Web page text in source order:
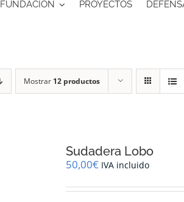
FUNDACIÓN PROYECTOS
Mostrar 12 productos
Sudadera Lobo
50,00€ IVA incluido